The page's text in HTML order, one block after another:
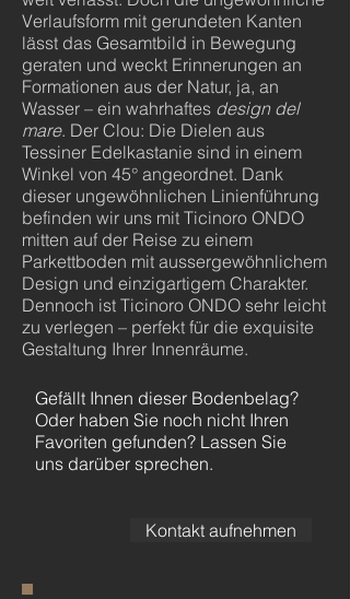
Verlaufsform mit gerundeten Kanten
lässt das Gesamtbild in Bewegung
geraten und weckt Erinnerungen an
Formationen aus der Natur, ja, an
Wasser – ein wahrhaftes design del
mare. Der Clou: Die Dielen aus
Tessiner Edelkastanie sind in einem
Winkel von 45° angeordnet. Dank
dieser ungewöhnlichen Linienführung
befinden wir uns mit Ticinoro ONDO
mitten auf der Reise zu einem
Parkettboden mit aussergewöhnlichem
Design und einzigartigem Charakter.
Dennoch ist Ticinoro ONDO sehr leicht
zu verlegen – perfekt für die exquisite
Gestaltung Ihrer Innenräume.
Gefällt Ihnen dieser Bodenbelag?
Oder haben Sie noch nicht Ihren
Favoriten gefunden? Lassen Sie
uns darüber sprechen.
Kontakt aufnehmen